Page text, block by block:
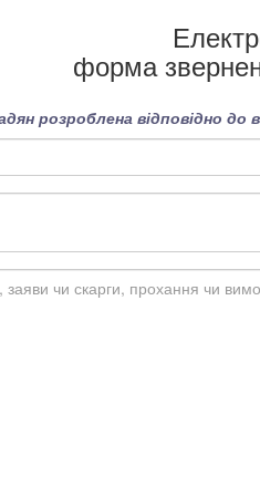
форма
розроблена відповідно до